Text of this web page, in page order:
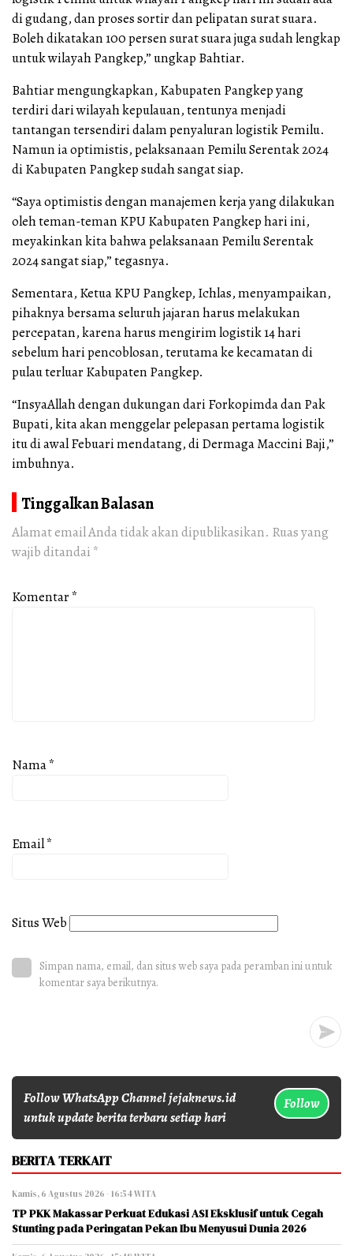
di gudang, dan proses sortir dan pelipatan surat suara.
Boleh dikatakan 100 persen surat suara juga sudah lengkap
untuk wilayah Pangkep,” ungkap Bahtiar.
Bahtiar mengungkapkan, Kabupaten Pangkep yang
terdiri dari wilayah kepulauan, tentunya menjadi
tantangan tersendiri dalam penyaluran logistik Pemilu.
Namun ia optimistis, pelaksanaan Pemilu Serentak 2024
di Kabupaten Pangkep sudah sangat siap.
“Saya optimistis dengan manajemen kerja yang dilakukan
oleh teman-teman KPU Kabupaten Pangkep hari ini,
meyakinkan kita bahwa pelaksanaan Pemilu Serentak
2024 sangat siap,” tegasnya.
Sementara, Ketua KPU Pangkep, Ichlas, menyampaikan,
pihaknya bersama seluruh jajaran harus melakukan
percepatan, karena harus mengirim logistik 14 hari
sebelum hari pencoblosan, terutama ke kecamatan di
pulau terluar Kabupaten Pangkep.
“InsyaAllah dengan dukungan dari Forkopimda dan Pak
Bupati, kita akan menggelar pelepasan pertama logistik
itu di awal Febuari mendatang, di Dermaga Maccini Baji,”
imbuhnya.
Tinggalkan Balasan
Alamat email Anda tidak akan dipublikasikan. Ruas yang
wajib ditandai *
Komentar*
Nama*
Email*
Situs Web
Simpan nama, email, dan situs web saya pada peramban ini untuk
komentar saya berikutnya.
Follow WhatsApp Channel jejaknews.id
untuk update berita terbaru setiap hari
Follow
BERITA TERKAIT
Kamis, 6 Agustus 2026 - 16:54 WITA
TP PKK Makassar Perkuat Edukasi ASI Eksklusif untuk Cegah
Stunting pada Peringatan Pekan Ibu Menyusui Dunia 2026